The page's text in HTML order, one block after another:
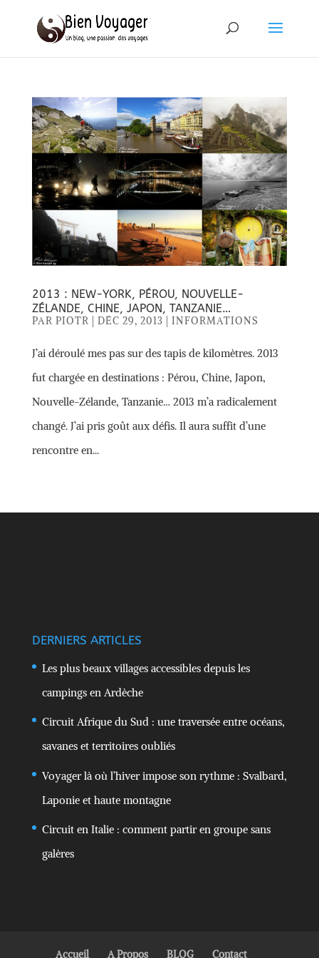
2013 : NEW-YORK, PÉROU, NOUVELLE-
ZÉLANDE, CHINE, JAPON, TANZANIE…
PAR PIOTR DÉC 29, 2013 INFORMATIONS
J’ai déroulé mes pas sur des tapis de kilomètres. 2013
fut chargée en destinations : Pérou, Chine, Japon,
Nouvelle-Zélande, Tanzanie… 2013 m’a radicalement
changé. J’ai pris goût aux défis. Il aura suffit d’une
rencontre en...
DERNIERS ARTICLES
Les plus beaux villages accessibles depuis les
campings en Ardèche
Circuit Afrique du Sud : une traversée entre océans,
savanes et territoires oubliés
Voyager là où l’hiver impose son rythme : Svalbard,
Laponie et haute montagne
Circuit en Italie : comment partir en groupe sans
galères
Accueil A Propos BLOG Contact